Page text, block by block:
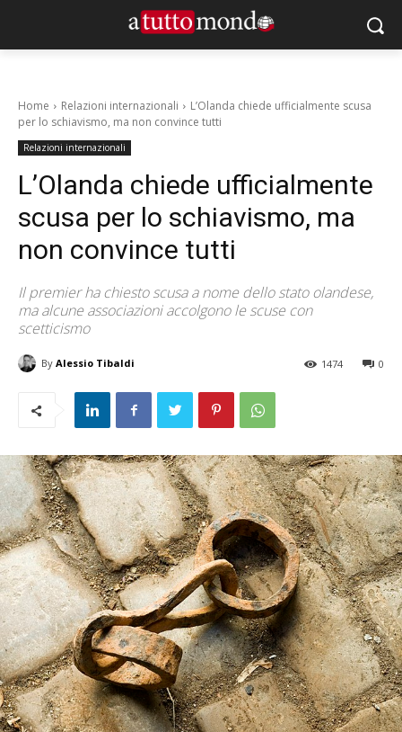
Home Relazioni internazionali
L’Olanda chiede ufficialmente scusa
per lo schiavismo, ma non convince tutti
Relazioni internazionali
L’Olanda chiede ufficialmente
scusa per lo schiavismo, ma
non convince tutti
Il premier ha chiesto scusa a nome dello stato olandese,
ma alcune associazioni accolgono le scuse con
scetticismo
By Alessio Tibaldi 0
1474